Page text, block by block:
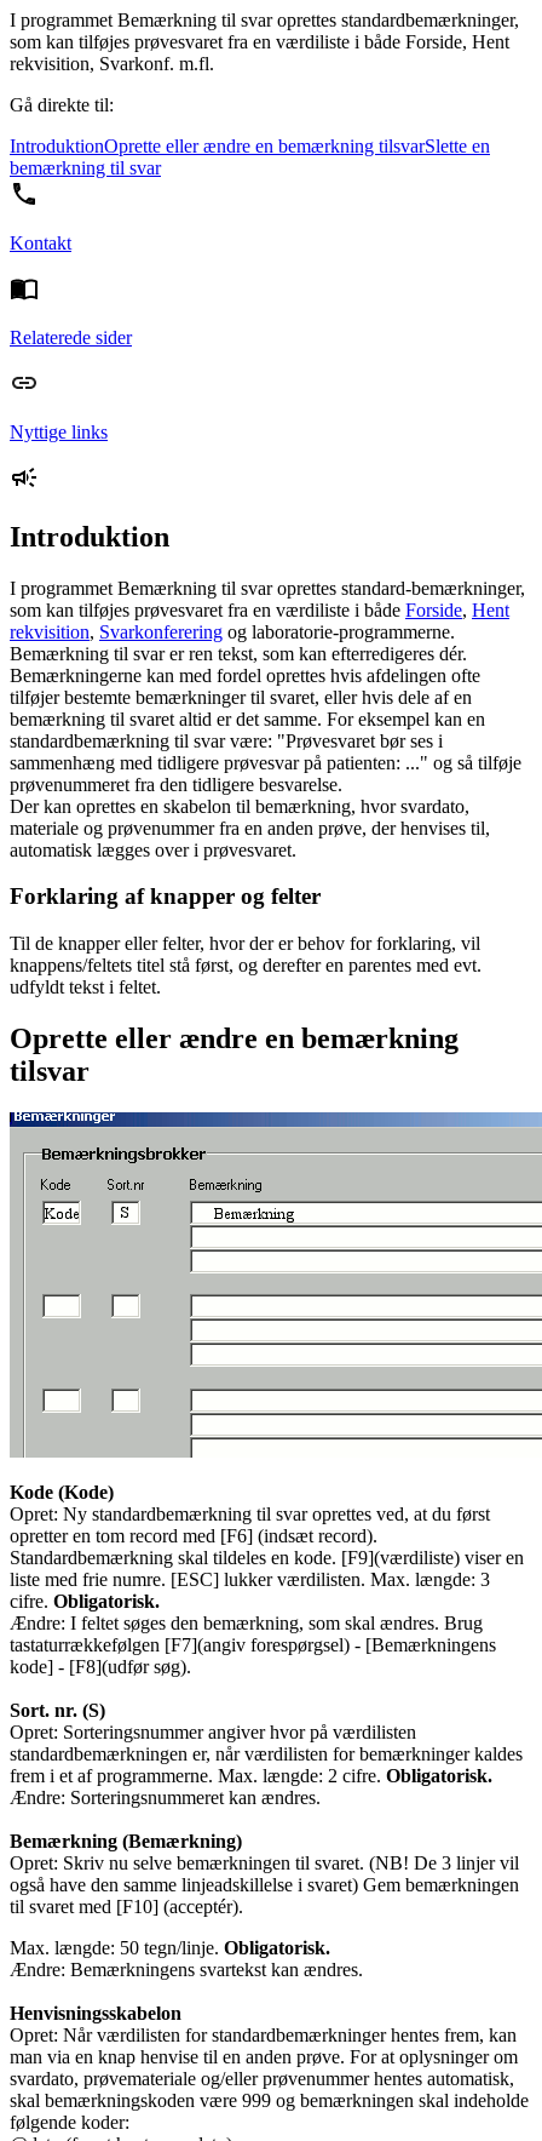
I programmet Bemærkning til svar oprettes standardbemærkninger,
som kan tilføjes prøvesvaret fra en værdiliste i både Forside, Hent
rekvisition, Svarkonf. m.fl.
Gå direkte til:
IntroduktionOprette eller ændre en bemærkning tilsvarSlette en
bemærkning til svar
Kontakt
Relaterede sider
Nyttige links
Introduktion
I programmet Bemærkning til svar oprettes standard-bemærkninger,
som kan tilføjes prøvesvaret fra en værdiliste i både Forside, Hent
rekvisition, Svarkonferering og laboratorie-programmerne.
Bemærkning til svar er ren tekst, som kan efterredigeres dér.
Bemærkningerne kan med fordel oprettes hvis afdelingen ofte
tilføjer bestemte bemærkninger til svaret, eller hvis dele af en
bemærkning til svaret altid er det samme. For eksempel kan en
standardbemærkning til svar være: "Prøvesvaret bør ses i
sammenhæng med tidligere prøvesvar på patienten: ..." og så tilføje
prøvenummeret fra den tidligere besvarelse.
Der kan oprettes en skabelon til bemærkning, hvor svardato,
materiale og prøvenummer fra en anden prøve, der henvises til,
automatisk lægges over i prøvesvaret.
Forklaring af knapper og felter
Til de knapper eller felter, hvor der er behov for forklaring, vil
knappens/feltets titel stå først, og derefter en parentes med evt.
udfyldt tekst i feltet.
Oprette eller ændre en bemærkning
tilsvar
Kode (Kode)
Opret: Ny standardbemærkning til svar oprettes ved, at du først
opretter en tom record med [F6] (indsæt record).
Standardbemærkning skal tildeles en kode. [F9](værdiliste) viser en
liste med frie numre. [ESC] lukker værdilisten. Max. længde: 3
cifre. Obligatorisk.
Ændre: I feltet søges den bemærkning, som skal ændres. Brug
tastaturrækkefølgen [F7](angiv forespørgsel) - [Bemærkningens
kode] - [F8](udfør søg).
Sort. nr. (S)
Opret: Sorteringsnummer angiver hvor på værdilisten
standardbemærkningen er, når værdilisten for bemærkninger kaldes
frem i et af programmerne. Max. længde: 2 cifre. Obligatorisk.
Ændre: Sorteringsnummeret kan ændres.
Bemærkning (Bemærkning)
Opret: Skriv nu selve bemærkningen til svaret. (NB! De 3 linjer vil
også have den samme linjeadskillelse i svaret) Gem bemærkningen
til svaret med [F10] (acceptér).
Max. længde: 50 tegn/linje. Obligatorisk.
Ændre: Bemærkningens svartekst kan ændres.
Henvisningsskabelon
Opret: Når værdilisten for standardbemærkninger hentes frem, kan
man via en knap henvise til en anden prøve. For at oplysninger om
svardato, prøvemateriale og/eller prøvenummer hentes automatisk,
skal bemærkningskoden være 999 og bemærkningen skal indeholde
følgende koder: